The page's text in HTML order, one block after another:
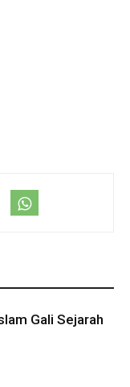
Gali Sejarah